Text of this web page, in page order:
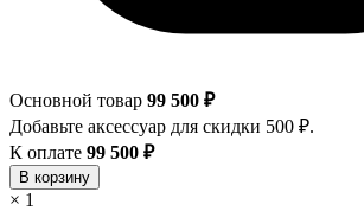
Основной товар 99 500 ₽
Добавьте аксессуар для скидки 500 ₽.
К оплате 99 500 ₽
В корзину
× 1